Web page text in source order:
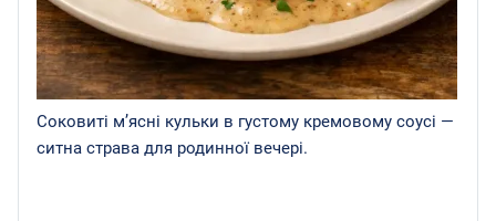
Соковиті м’ясні кульки в густому кремовому соусі —
ситна страва для родинної вечері.